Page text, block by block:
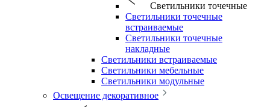
Светильники точечные
Светильники точечные
встраиваемые
Светильники точечные
накладные
Светильники встраиваемые
Светильники мебельные
Светильники модульные
Освещение декоративное